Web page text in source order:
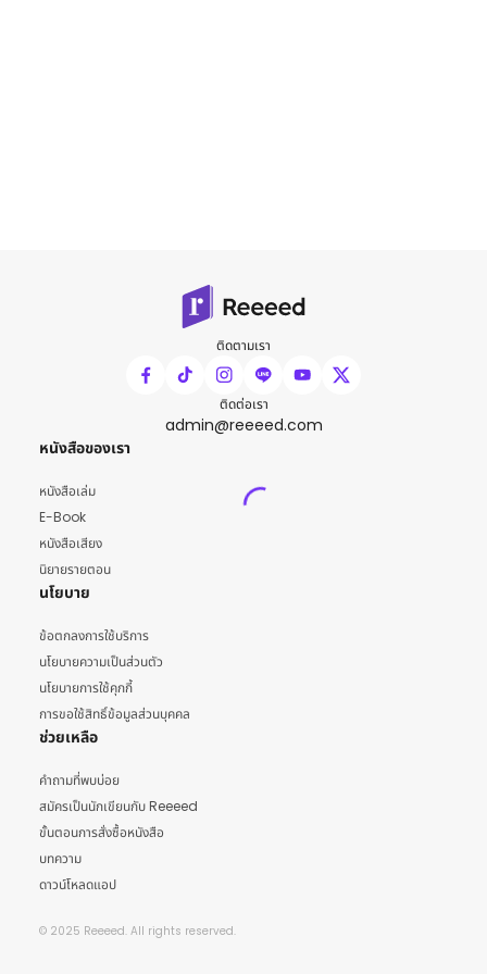
ติดตามเรา
ติดต่อเรา
admin@reeeed.com
หนังสือของเรา
หนังสือเล่ม
E-Book
หนังสือเสียง
นิยายรายตอน
นโยบาย
ข้อตกลงการใช้บริการ
นโยบายความเป็นส่วนตัว
นโยบายการใช้คุกกี้
การขอใช้สิทธิ์ข้อมูลส่วนบุคคล
ช่วยเหลือ
คำถามที่พบบ่อย
สมัครเป็นนักเขียนกับ Reeeed
ขั้นตอนการสั่งซื้อหนังสือ
บทความ
ดาวน์โหลดแอป
© 2025 Reeeed. All rights reserved.